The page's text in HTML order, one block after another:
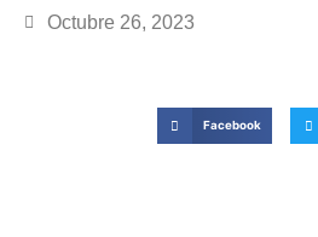
Octubre 26, 2023
Facebook